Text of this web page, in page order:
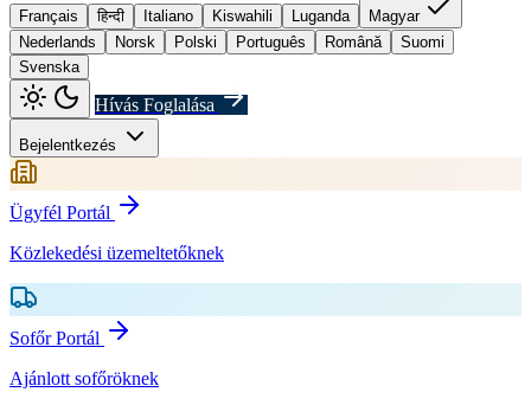
Français हिन्दी Italiano Kiswahili Luganda
Magyar
Nederlands
Norsk Polski Português Română
Suomi
Svenska
Hívás Foglalása
Bejelentkezés
Ügyfél Portál
Közlekedési üzemeltetőknek
Sofőr Portál
Ajánlott sofőröknek